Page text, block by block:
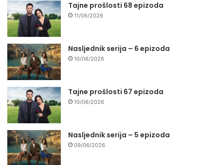
Tajne prošlosti 68 epizoda
11/06/2026
Nasljednik serija – 6 epizoda
10/06/2026
Tajne prošlosti 67 epizoda
10/06/2026
Nasljednik serija – 5 epizoda
09/06/2026